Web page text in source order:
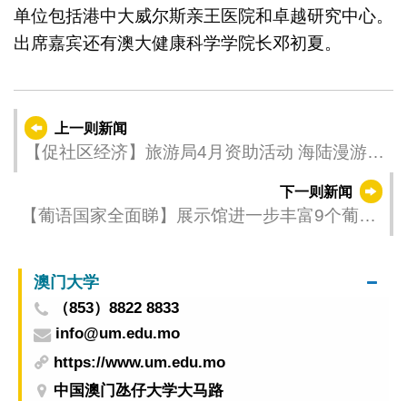
单位包括港中大威尔斯亲王医院和卓越研究中心。
出席嘉宾还有澳大健康科学学院长邓初夏。
上一则新闻
【促社区经济】旅游局4月资助活动 海陆漫游澳
下一则新闻
【葡语国家全面睇】展示馆进一步丰富9个葡语
葡经贸合作
澳门大学
（853）8822 8833
info@um.edu.mo
https://www.um.edu.mo
中国澳门氹仔大学大马路